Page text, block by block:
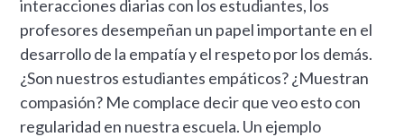
interacciones diarias con los estudiantes, los
profesores desempeñan un papel importante en el
desarrollo de la empatía y el respeto por los demás.
¿Son nuestros estudiantes empáticos? ¿Muestran
compasión? Me complace decir que veo esto con
regularidad en nuestra escuela. Un ejemplo